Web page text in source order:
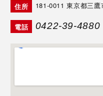
住所 181-0011東京都三
電話 0422-39-4880